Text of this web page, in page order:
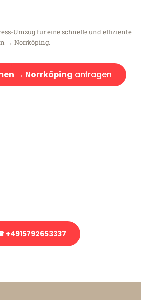
Umzug für eine schnelle und effiziente
→ Norrköping.
→ Norrköping anfragen
+4915792653337